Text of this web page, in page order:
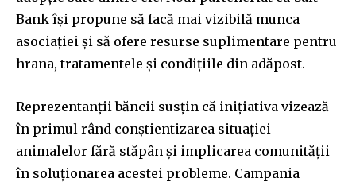
Bank își propune să facă mai vizibilă munca
asociației și să ofere resurse suplimentare pentru
hrana, tratamentele și condițiile din adăpost.
Reprezentanții băncii susțin că inițiativa vizează
în primul rând conștientizarea situației
animalelor fără stăpân și implicarea comunității
în soluționarea acestei probleme. Campania